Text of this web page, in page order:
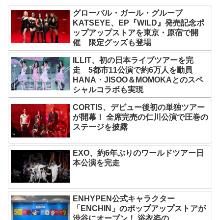
グローバル・ガール・グループ
KATSEYE、EP『WILD』発売記念ポ
ップアップストアを東京・原宿で開
催 限定グッズも登場
ILLIT、初の日本ライブツアーを完
走 5都市11公演で約6万人を動員
HANA・JISOO＆MOMOKAとのスペ
シャルコラボも実現
CORTIS、デビュー後初の単独ツアー
が開幕！ 全席完売の仁川公演で圧巻の
ステージを披露
EXO、約6年ぶりのワールドツアー日
本公演を完走
ENHYPEN公式キャラクター
「ENCHIN」のポップアップストアが
渋谷にオープン！ 浴衣姿の